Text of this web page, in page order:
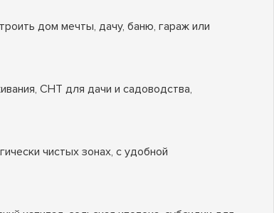
дом мечты, дачу, баню, гараж или
СНТ для дачи и садоводства,
чистых зонах, с удобной